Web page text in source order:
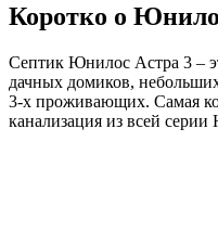
Коротко о
Септик Юнилос Астра 3 –
дачных домиков,
3-х проживающих. Самая
канализация из всей